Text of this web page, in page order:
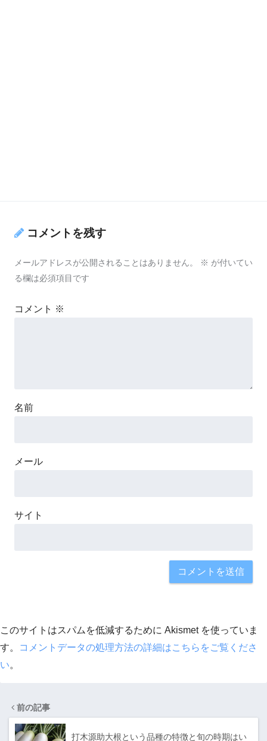
コメントを残す
メールアドレスが公開されることはありません。 ※ が付いてい
る欄は必須項目です
コメント ※
名前
メール
サイト
このサイトはスパムを低減するために Akismet を使っていま
す。
コメントデータの処理方法の詳細はこちらをご覧くださ
い。
前の記事
打木源助大根という品種の特徴と旬の時期はい